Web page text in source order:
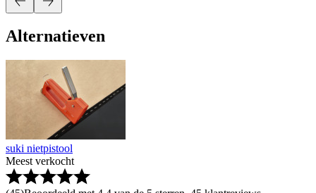
Alternatieven
suki nietpistool
Meest verkocht